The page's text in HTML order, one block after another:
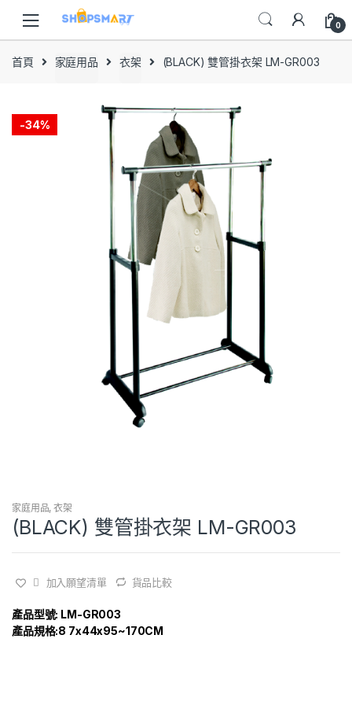
navigation
content
0
首頁 家庭用品 衣架 (BLACK) 雙管掛衣架 LM-GR003
-34%
家庭用品,衣架
(BLACK) 雙管掛衣架 LM-GR003
加入願望清單 貨品比較
產品型號: LM-GR003
產品規格:8 7x44x95~170CM